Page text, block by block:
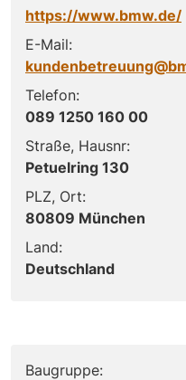
https://www.bmw.de/
E-Mail:
Telefon:
089 1250 160 00
Straße, Hausnr:
Petuelring 130
PLZ, Ort:
80809 München
Land:
Deutschland
Baugruppe: